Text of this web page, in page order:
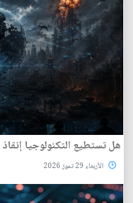
هل تستطيع التكنولوجيا
الأربعاء 29 تموز 2026